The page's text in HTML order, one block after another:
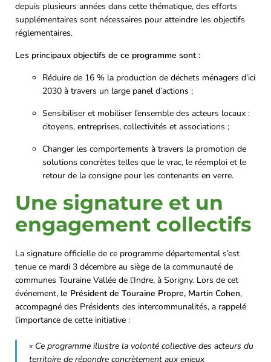
depuis plusieurs années dans cette thématique, des efforts
supplémentaires sont nécessaires pour atteindre les objectifs
réglementaires.
Les principaux objectifs de ce programme sont :
Réduire de 16 % la production de déchets ménagers d’ici
2030 à travers un large panel d’actions ;
Sensibiliser et mobiliser l’ensemble des acteurs locaux :
citoyens, entreprises, collectivités et associations ;
Changer les comportements à travers la promotion de
solutions concrètes telles que le vrac, le réemploi et le
retour de la consigne pour les contenants en verre.
Une signature et un
engagement collectifs
La signature officielle de ce programme départemental s’est
tenue ce mardi 3 décembre au siège de la communauté de
communes Touraine Vallée de l’Indre, à Sorigny. Lors de cet
événement, le Président de Touraine Propre, Martin Cohen,
accompagné des Présidents des intercommunalités, a rappelé
l’importance de cette initiative :
« Ce programme illustre la volonté collective des acteurs du
territoire de répondre concrètement aux enjeux